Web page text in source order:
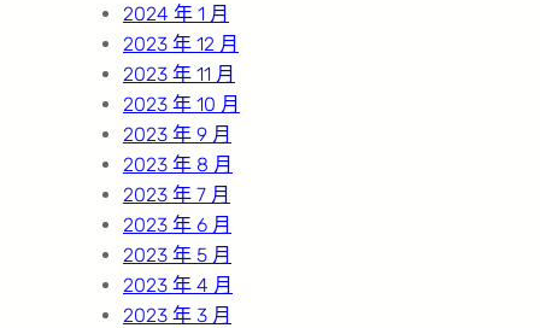
2024 年 1 月
2023 年 12 月
2023 年 11 月
2023 年 10 月
2023 年 9 月
2023 年 8 月
2023 年 7 月
2023 年 6 月
2023 年 5 月
2023 年 4 月
2023 年 3 月